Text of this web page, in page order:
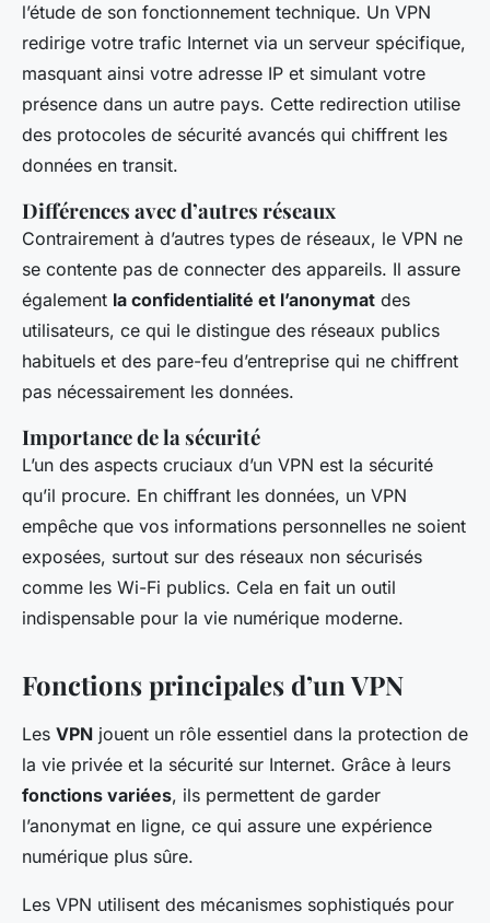
l’étude de son fonctionnement technique. Un VPN
redirige votre trafic Internet via un serveur spécifique,
masquant ainsi votre adresse IP et simulant votre
présence dans un autre pays. Cette redirection utilise
des protocoles de sécurité avancés qui chiffrent les
données en transit.
Différences avec d’autres réseaux
Contrairement à d’autres types de réseaux, le VPN ne
se contente pas de connecter des appareils. Il assure
également la confidentialité et l’anonymat des
utilisateurs, ce qui le distingue des réseaux publics
habituels et des pare-feu d’entreprise qui ne chiffrent
pas nécessairement les données.
Importance de la sécurité
L’un des aspects cruciaux d’un VPN est la sécurité
qu’il procure. En chiffrant les données, un VPN
empêche que vos informations personnelles ne soient
exposées, surtout sur des réseaux non sécurisés
comme les Wi-Fi publics. Cela en fait un outil
indispensable pour la vie numérique moderne.
Fonctions principales d’un VPN
Les VPN jouent un rôle essentiel dans la protection de
la vie privée et la sécurité sur Internet. Grâce à leurs
fonctions variées, ils permettent de garder
l’anonymat en ligne, ce qui assure une expérience
numérique plus sûre.
Les VPN utilisent des mécanismes sophistiqués pour